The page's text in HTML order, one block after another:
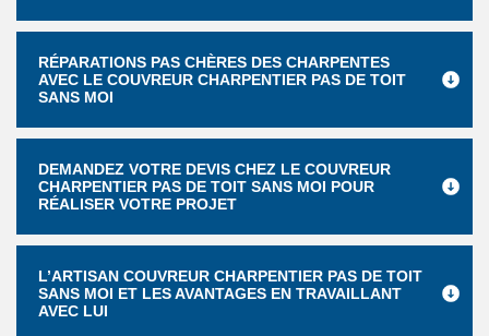
RÉPARATIONS PAS CHÈRES DES CHARPENTES
AVEC LE COUVREUR CHARPENTIER PAS DE TOIT
SANS MOI
DEMANDEZ VOTRE DEVIS CHEZ LE COUVREUR
CHARPENTIER PAS DE TOIT SANS MOI POUR
RÉALISER VOTRE PROJET
L’ARTISAN COUVREUR CHARPENTIER PAS DE TOIT
SANS MOI ET LES AVANTAGES EN TRAVAILLANT
AVEC LUI